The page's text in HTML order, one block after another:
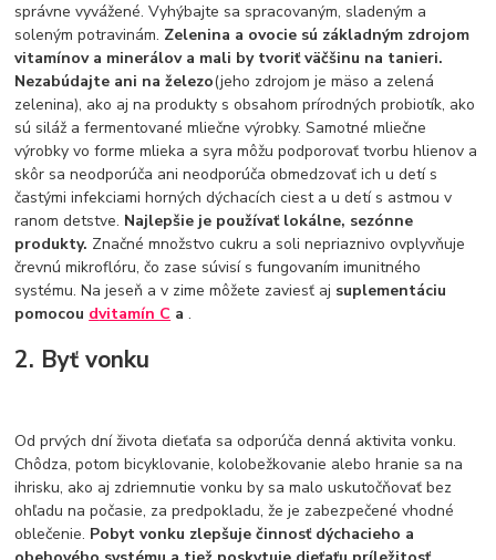
správne vyvážené. Vyhýbajte sa spracovaným, sladeným a
soleným potravinám. Zelenina a ovocie sú základným zdrojom
vitamínov a minerálov a mali by tvoriť väčšinu na tanieri.
Nezabúdajte ani na železo(jeho zdrojom je mäso a zelená
zelenina), ako aj na produkty s obsahom prírodných probiotík, ako
sú siláž a fermentované mliečne výrobky. Samotné mliečne
výrobky vo forme mlieka a syra môžu podporovať tvorbu hlienov a
skôr sa neodporúča ani neodporúča obmedzovať ich u detí s
častými infekciami horných dýchacích ciest a u detí s astmou v
ranom detstve. Najlepšie je používať lokálne, sezónne
produkty. Značné množstvo cukru a soli nepriaznivo ovplyvňuje
črevnú mikroflóru, čo zase súvisí s fungovaním imunitného
systému. Na jeseň a v zime môžete zaviesť aj suplementáciu
pomocou dvitamín C a.
2. Byť vonku
Od prvých dní života dieťaťa sa odporúča denná aktivita vonku.
Chôdza, potom bicyklovanie, kolobežkovanie alebo hranie sa na
ihrisku, ako aj zdriemnutie vonku by sa malo uskutočňovať bez
ohľadu na počasie, za predpokladu, že je zabezpečené vhodné
oblečenie. Pobyt vonku zlepšuje činnosť dýchacieho a